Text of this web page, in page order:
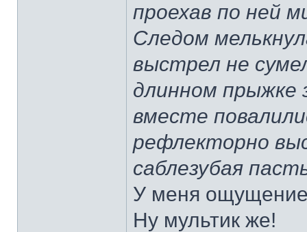
проехав по ней
Следом
выстрел не
длинном прыжке
вместе
рефлекторно
саблезубая
У меня
Ну мультик же!